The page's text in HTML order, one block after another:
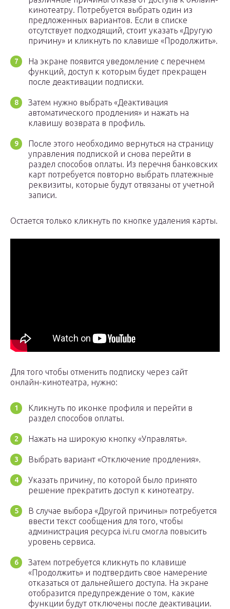
кинотеатру. Потребуется выбрать один из
предложенных вариантов. Если в списке
отсутствует подходящий, стоит указать «Другую
причину» и кликнуть по клавише «Продолжить».
На экране появится уведомление с перечнем
функций, доступ к которым будет прекращен
после деактивации подписки.
Затем нужно выбрать «Деактивация
автоматического продления» и нажать на
клавишу возврата в профиль.
После этого необходимо вернуться на страницу
управления подпиской и снова перейти в
раздел способов оплаты. Из перечня банковских
карт потребуется повторно выбрать платежные
реквизиты, которые будут отвязаны от учетной
записи.
Остается только кликнуть по кнопке удаления карты.
Для того чтобы отменить подписку через сайт
онлайн-кинотеатра, нужно:
Кликнуть по иконке профиля и перейти в
раздел способов оплаты.
Нажать на широкую кнопку «Управлять».
Выбрать вариант «Отключение продления».
Указать причину, по которой было принято
решение прекратить доступ к кинотеатру.
В случае выбора «Другой причины» потребуется
ввести текст сообщения для того, чтобы
администрация ресурса ivi.ru смогла повысить
уровень сервиса.
Затем потребуется кликнуть по клавише
«Продолжить» и подтвердить свое намерение
отказаться от дальнейшего доступа. На экране
отобразится предупреждение о том, какие
функции будут отключены после деактивации.